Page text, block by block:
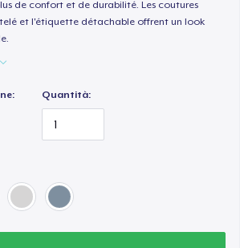
de confort et de durabilité. Les coutures
et l'étiquette détachable offrent un look
Quantità: